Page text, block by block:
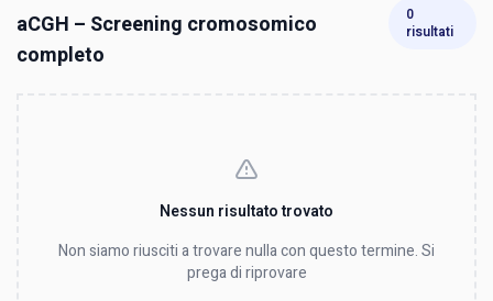
aCGH – Screening cromosomico
completo
0
risultati
Nessun risultato trovato
Non siamo riusciti a trovare nulla con questo termine. Si
prega di riprovare